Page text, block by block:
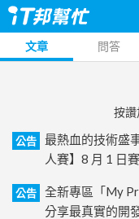
文章 問答
按
公告
最熱血的技術盛
人賽】8 月 1 日
公告
全新專區「My
分享最真實的開